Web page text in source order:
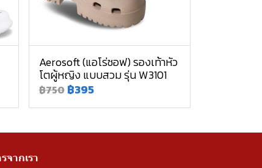
Aerosoft (แอโร่ซอฟ) รองเท้าหัว
โตผู้หญิง แบบสวม รุ่น W3101
฿750 ฿395
จากเรา